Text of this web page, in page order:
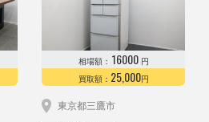
相場額： 16000 円
買取額： 25,000円
東京都三鷹市